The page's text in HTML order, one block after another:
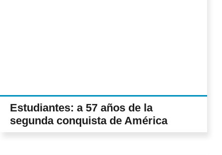
Estudiantes: a 57 años de la
segunda conquista de América